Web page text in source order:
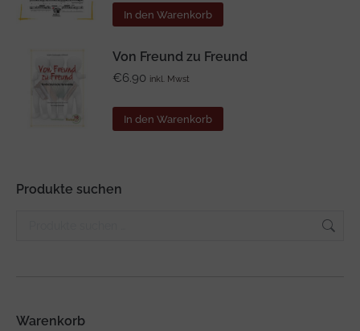
In den Warenkorb
Von Freund zu Freund
€6.90 inkl. Mwst
In den Warenkorb
Produkte suchen
Warenkorb